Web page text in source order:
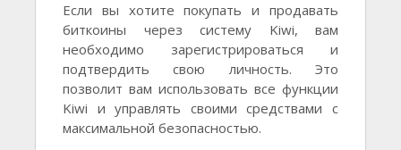
Если вы хотите покупать и продавать
биткоины через систему Kiwi, вам
необходимо зарегистрироваться и
подтвердить свою личность. Это
позволит вам использовать все функции
Kiwi и управлять своими средствами с
максимальной безопасностью.